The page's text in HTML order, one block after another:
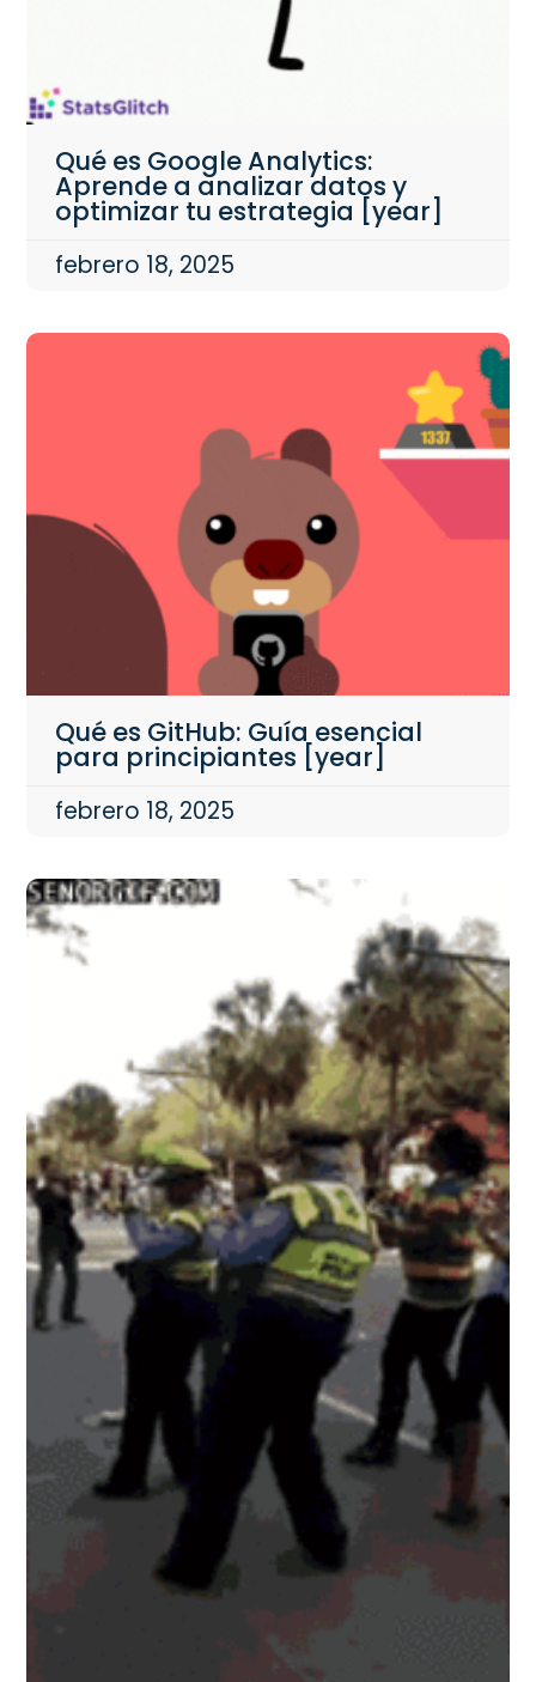
Qué es Google Analytics:
Aprende a analizar datos y
optimizar tu estrategia [year]
febrero 18, 2025
Qué es GitHub: Guía esencial
para principiantes [year]
febrero 18, 2025